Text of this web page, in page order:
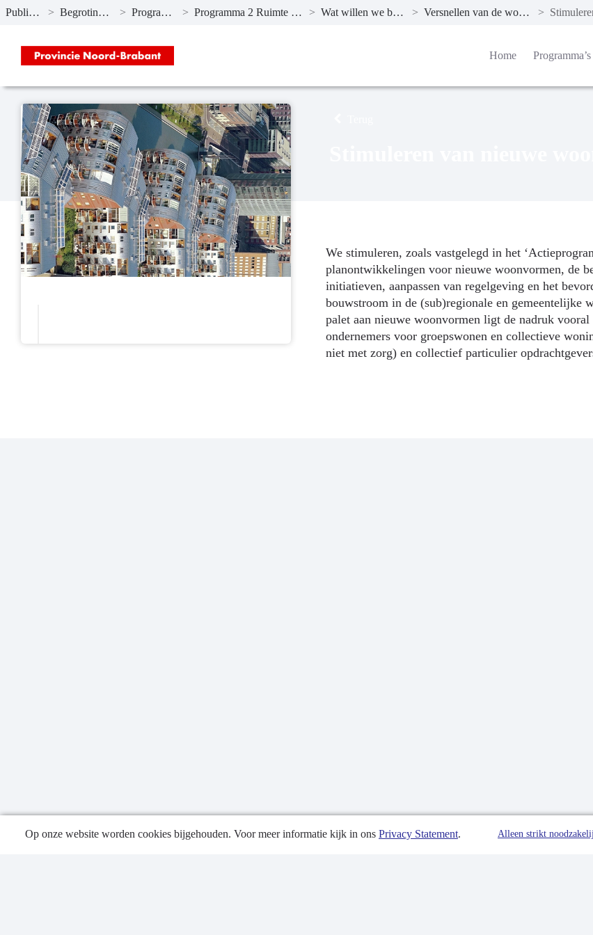
Naar hoofdinhoud
Publicaties > Begroting 2022 > Programma’s > Programma 2 Ruimte en wonen > Wat willen we bereiken? > Versnellen van de woningbouw >
Home Programma’s
We stimuleren, zoals vastgelegd in het
planontwikkelingen voor nieuwe woonvormen, de
initiatieven, aanpassen van regelgeving en het
bouwstroom in de (sub)regionale en gemeentelijke
palet aan nieuwe woonvormen ligt de nadruk
ondernemers voor groepswonen en collectieve
niet met zorg) en collectief particulier
Publicatiedatum: 12-10-2021
Op onze website worden cookies bijgehouden. Voor meer informatie kijk in ons Privacy Statement. Alleen strikt